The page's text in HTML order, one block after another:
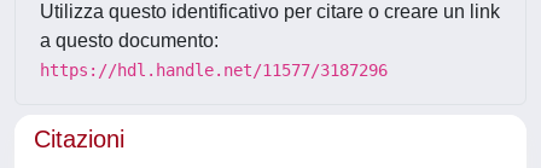
Utilizza questo identificativo per citare o creare un link
a questo documento:
https://hdl.handle.net/11577/3187296
Citazioni